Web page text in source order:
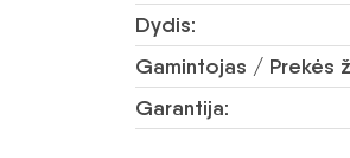
Dydis:
Gamintojas / Prekės
Garantija: